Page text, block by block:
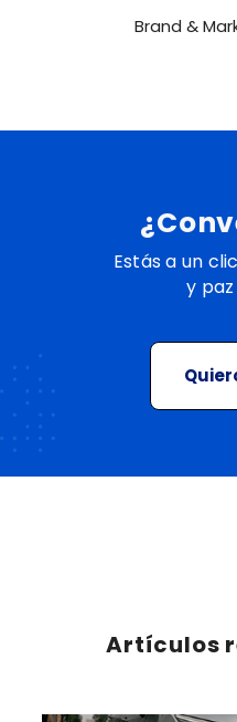
Brand &
Estás a un
y
Artículos